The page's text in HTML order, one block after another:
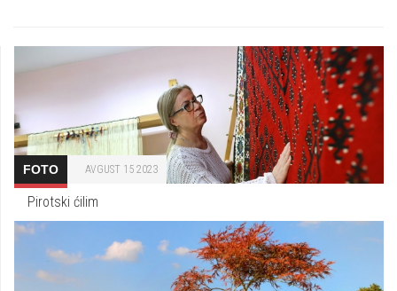
FOTO AVGUST 15 2023
Pirotski ćilim